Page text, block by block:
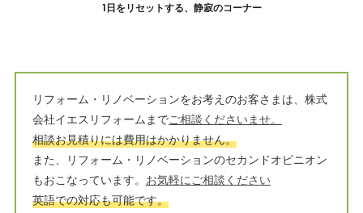
1日をリセットする、静寂のコーナー
リフォーム・リノベーションをお考えのお客さまは、株式
会社イエスリフォームまでご相談くださいませ。
相談お見積りには費用はかかりません。
また、リフォーム・リノベーションのセカンドオピニオン
もおこなっています。 お気軽にご相談ください
英語での対応も可能です。